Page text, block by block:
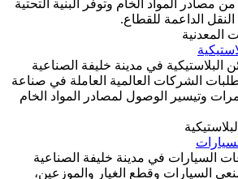
المواد الخام وتوفر البنية التحتية
الداعمة للقطاع.
في مدينة خليفة الصناعية
الشركات العالمية العاملة في صناعة
وتيسير الوصول لمصادر المواد الخام
في مدينة خليفة الصناعية
السيارات وقطع الغيار والموزعين،